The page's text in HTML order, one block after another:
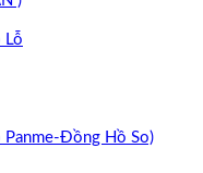
Đồng Hồ So)